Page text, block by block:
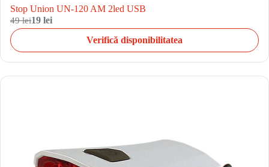
Stop Union UN-120 AM 2led USB
49 lei19 lei
Verifică disponibilitatea